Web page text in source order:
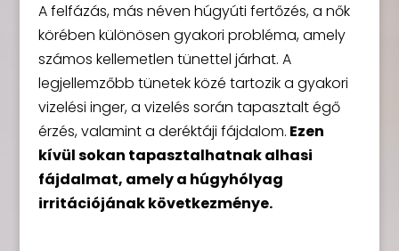
A felfázás, más néven húgyúti fertőzés, a nők
körében különösen gyakori probléma, amely
számos kellemetlen tünettel járhat. A
legjellemzőbb tünetek közé tartozik a gyakori
vizelési inger, a vizelés során tapasztalt égő
érzés, valamint a deréktáji fájdalom. Ezen
kívül sokan tapasztalhatnak alhasi
fájdalmat, amely a húgyhólyag
irritációjának következménye.